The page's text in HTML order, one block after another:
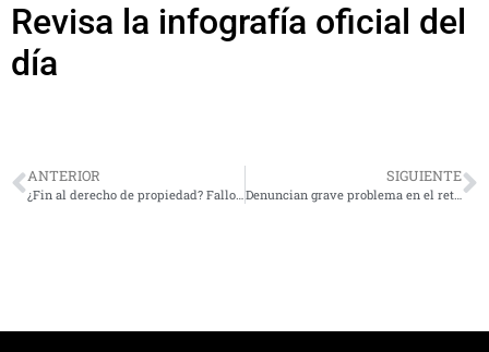
Revisa la infografía oficial del
día
ANTERIOR SIGUIENTE
Denuncian grave problema en el retiro de basura en Tongoy y Guanaqueros